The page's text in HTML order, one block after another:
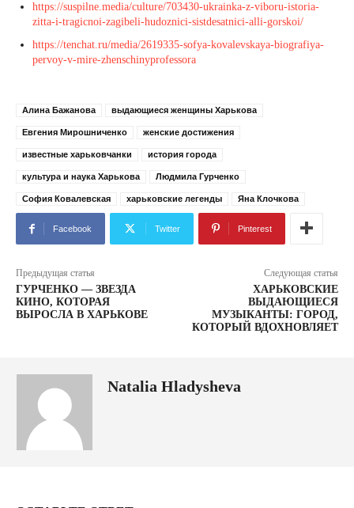
https://suspilne.media/culture/703430-ukrainka-z-viboru-istoria-
zitta-i-tragicnoi-zagibeli-hudoznici-sistdesatnici-alli-gorskoi/
https://tenchat.ru/media/2619335-sofya-kovalevskaya-biografiya-
pervoy-v-mire-zhenschinyprofessora
Алина Бажанова выдающиеся женщины Харькова
Евгения Мирошниченко женские достижения
известные харьковчанки история города
культура и наука Харькова Людмила Гурченко
София Ковалевская харьковские легенды Яна Клочкова
Facebook Twitter Pinterest
Предыдущая статья
ГУРЧЕНКО — ЗВЕЗДА
КИНО, КОТОРАЯ
ВЫРОСЛА В ХАРЬКОВЕ
Следующая статья
ХАРЬКОВСКИЕ
ВЫДАЮЩИЕСЯ
МУЗЫКАНТЫ: ГОРОД,
КОТОРЫЙ ВДОХНОВЛЯЕТ
Natalia Hladysheva